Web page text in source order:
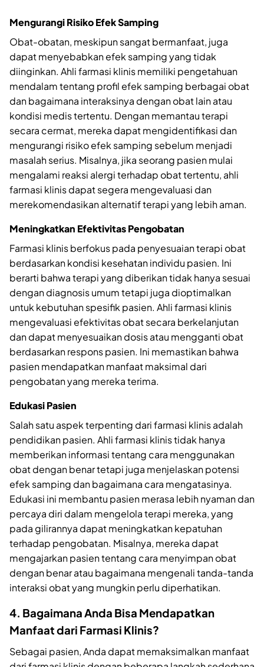
Mengurangi Risiko Efek Samping
Obat-obatan, meskipun sangat bermanfaat, juga
dapat menyebabkan efek samping yang tidak
diinginkan. Ahli farmasi klinis memiliki pengetahuan
mendalam tentang profil efek samping berbagai obat
dan bagaimana interaksinya dengan obat lain atau
kondisi medis tertentu. Dengan memantau terapi
secara cermat, mereka dapat mengidentifikasi dan
mengurangi risiko efek samping sebelum menjadi
masalah serius. Misalnya, jika seorang pasien mulai
mengalami reaksi alergi terhadap obat tertentu, ahli
farmasi klinis dapat segera mengevaluasi dan
merekomendasikan alternatif terapi yang lebih aman.
Meningkatkan Efektivitas Pengobatan
Farmasi klinis berfokus pada penyesuaian terapi obat
berdasarkan kondisi kesehatan individu pasien. Ini
berarti bahwa terapi yang diberikan tidak hanya sesuai
dengan diagnosis umum tetapi juga dioptimalkan
untuk kebutuhan spesifik pasien. Ahli farmasi klinis
mengevaluasi efektivitas obat secara berkelanjutan
dan dapat menyesuaikan dosis atau mengganti obat
berdasarkan respons pasien. Ini memastikan bahwa
pasien mendapatkan manfaat maksimal dari
pengobatan yang mereka terima.
Edukasi Pasien
Salah satu aspek terpenting dari farmasi klinis adalah
pendidikan pasien. Ahli farmasi klinis tidak hanya
memberikan informasi tentang cara menggunakan
obat dengan benar tetapi juga menjelaskan potensi
efek samping dan bagaimana cara mengatasinya.
Edukasi ini membantu pasien merasa lebih nyaman dan
percaya diri dalam mengelola terapi mereka, yang
pada gilirannya dapat meningkatkan kepatuhan
terhadap pengobatan. Misalnya, mereka dapat
mengajarkan pasien tentang cara menyimpan obat
dengan benar atau bagaimana mengenali tanda-tanda
interaksi obat yang mungkin perlu diperhatikan.
4. Bagaimana Anda Bisa Mendapatkan
Manfaat dari Farmasi Klinis?
Sebagai pasien, Anda dapat memaksimalkan manfaat